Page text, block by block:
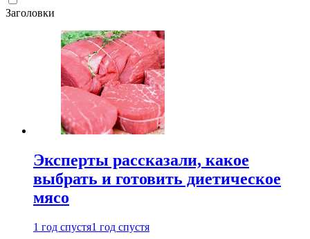
Заголовки
Эксперты рассказали, какое
выбрать и готовить диетическое
мясо
1 год спустя1 год спустя